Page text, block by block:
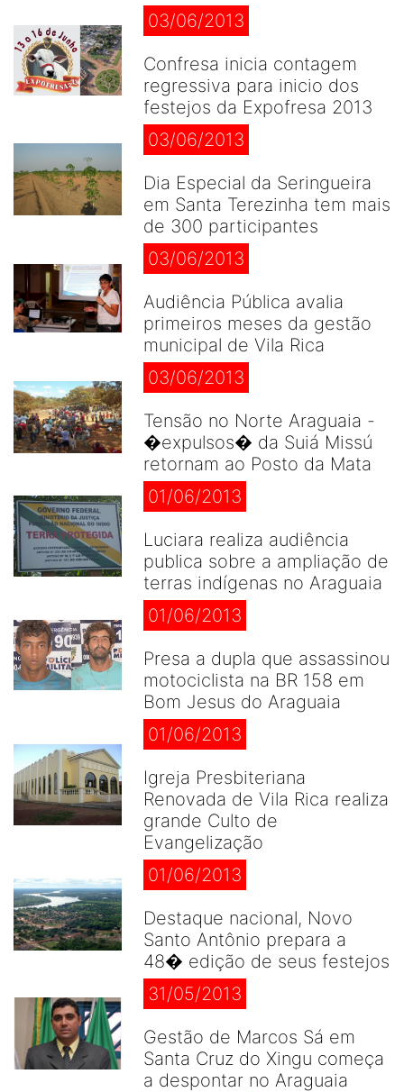
03/06/2013
Confresa inicia contagem
regressiva para inicio dos
festejos da Expofresa 2013
03/06/2013
Dia Especial da Seringueira
em Santa Terezinha tem mais
de 300 participantes
03/06/2013
Audiência Pública avalia
primeiros meses da gestão
municipal de Vila Rica
03/06/2013
Tensão no Norte Araguaia -
�expulsos� da Suiá Missú
retornam ao Posto da Mata
01/06/2013
Luciara realiza audiência
publica sobre a ampliação de
terras indígenas no Araguaia
01/06/2013
Presa a dupla que assassinou
motociclista na BR 158 em
Bom Jesus do Araguaia
01/06/2013
Igreja Presbiteriana
Renovada de Vila Rica realiza
grande Culto de
Evangelização
01/06/2013
Destaque nacional, Novo
Santo Antônio prepara a
48� edição de seus festejos
31/05/2013
Gestão de Marcos Sá em
Santa Cruz do Xingu começa
a despontar no Araguaia